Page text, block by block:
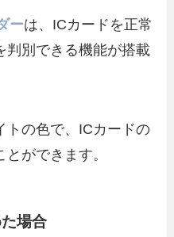
ーは、ICカードを正常
判別できる機能が搭載
トの色で、ICカードの
ができます。
場合